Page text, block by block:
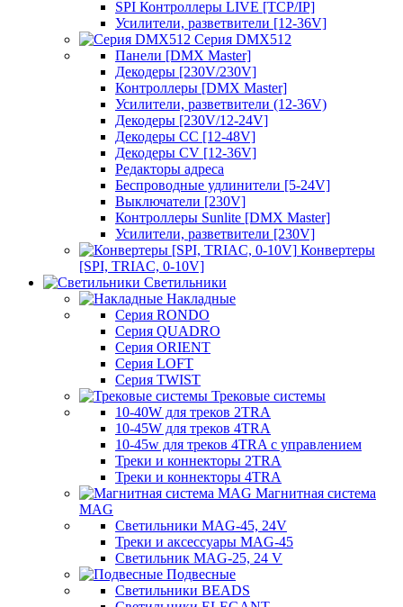
SPI Контроллеры LIVE [TCP/IP]
Усилители, разветвители [12-36V]
Серия DMX512
Панели [DMX Master]
Декодеры [230V/230V]
Контроллеры [DMX Master]
Усилители, разветвители (12-36V)
Декодеры [230V/12-24V]
Декодеры CC [12-48V]
Декодеры CV [12-36V]
Редакторы адреса
Беспроводные удлинители [5-24V]
Выключатели [230V]
Контроллеры Sunlite [DMX Master]
Усилители, разветвители [230V]
Конвертеры
[SPI, TRIAC, 0-10V]
Светильники
Накладные
Серия RONDO
Серия QUADRO
Серия ORIENT
Серия LOFT
Серия TWIST
Трековые системы
10-40W для треков 2TRA
10-45W для треков 4TRA
10-45w для треков 4TRA с управлением
Треки и коннекторы 2TRA
Треки и коннекторы 4TRA
Магнитная система
MAG
Светильники MAG-45, 24V
Треки и аксессуары MAG-45
Светильник MAG-25, 24 V
Подвесные
Светильники BEADS